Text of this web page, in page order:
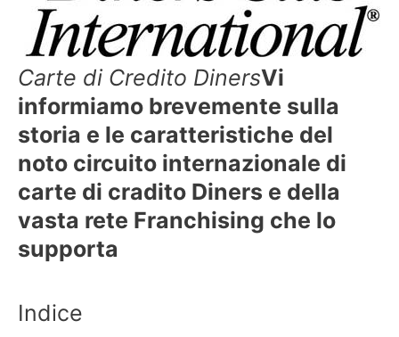
Carte di Credito DinersVi
informiamo brevemente sulla
storia e le caratteristiche del
noto circuito internazionale di
carte di cradito Diners e della
vasta rete Franchising che lo
supporta
Indice